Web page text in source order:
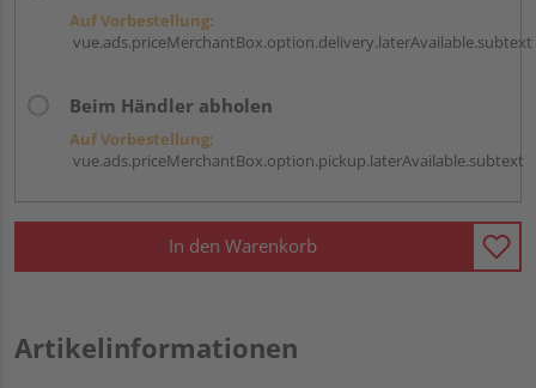
Auf Vorbestellung:
vue.ads.priceMerchantBox.option.delivery.laterAvailable.subtext
Beim Händler abholen
Auf Vorbestellung:
vue.ads.priceMerchantBox.option.pickup.laterAvailable.subtext
In den Warenkorb
Artikelinformationen